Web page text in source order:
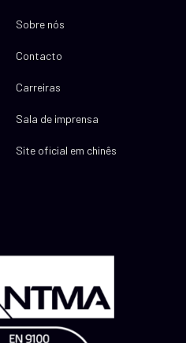
Sobre nós
Contacto
Carreiras
Sala de imprensa
Site oficial em chinês